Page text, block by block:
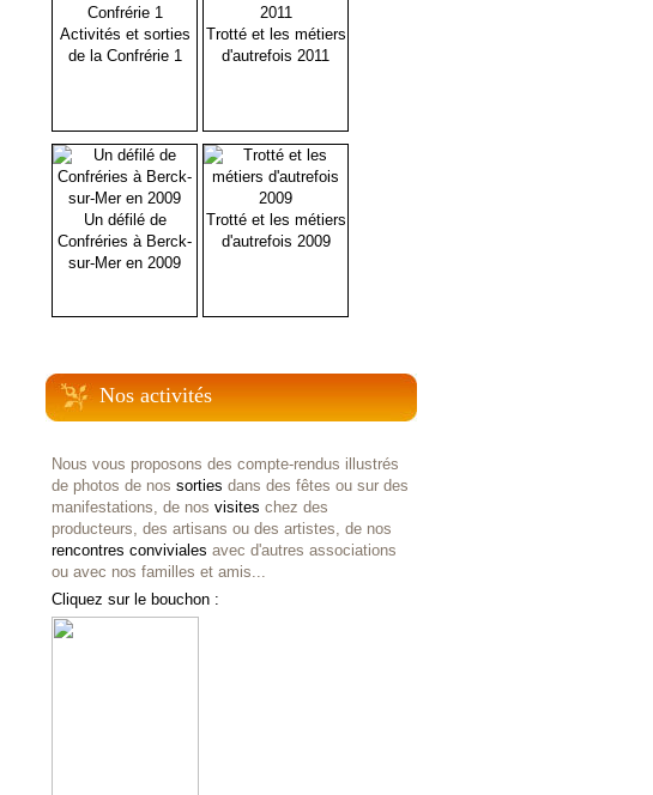
Activités et sorties
de la Confrérie 1
Trotté et les métiers
d'autrefois 2011
Un défilé de
Confréries à Berck-
sur-Mer en 2009
Trotté et les métiers
d'autrefois 2009
Nos activités
Nous vous proposons des compte-rendus illustrés
de photos de nos sorties dans des fêtes ou sur des
manifestations, de nos visites chez des
producteurs, des artisans ou des artistes, de nos
rencontres conviviales avec d'autres associations
ou avec nos familles et amis...
Cliquez sur le bouchon :